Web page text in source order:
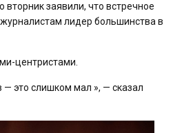
заявили, что встречное
лидер большинства в
центристами.
это слишком мал », — сказал